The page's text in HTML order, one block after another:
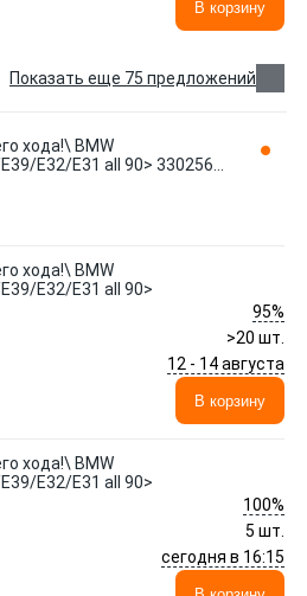
В корзину
Показать еще 75 предложений
хода!\ BMW
E32/E31 all 90> 330256
хода!\ BMW
E32/E31 all 90>
95%
>20 шт.
12 - 14 августа
В корзину
хода!\ BMW
E32/E31 all 90>
100%
5 шт.
сегодня в 16:15